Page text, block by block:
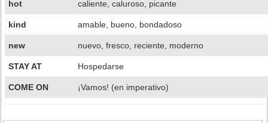
hot caliente, caluroso, picante
kind amable, bueno, bondadoso
new nuevo, fresco, reciente, moderno
STAY AT Hospedarse
COME ON ¡Vamos! (en imperativo)